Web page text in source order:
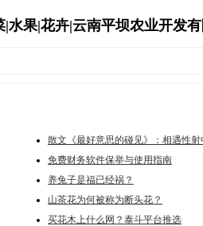
水果|花卉|云南平坝农业开发
散文《最好意思的碰见》：相遇性
免费财务软件保举与使用指南
养兔子是福已经祸？
山茶花为何被称为断头花？
买花木上什么网？泰斗平台推选